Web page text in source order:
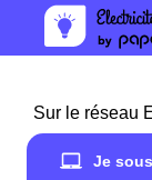
Sur le réseau
Je